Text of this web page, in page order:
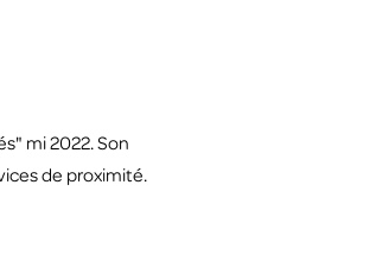
mi 2022. Son
de proximité.